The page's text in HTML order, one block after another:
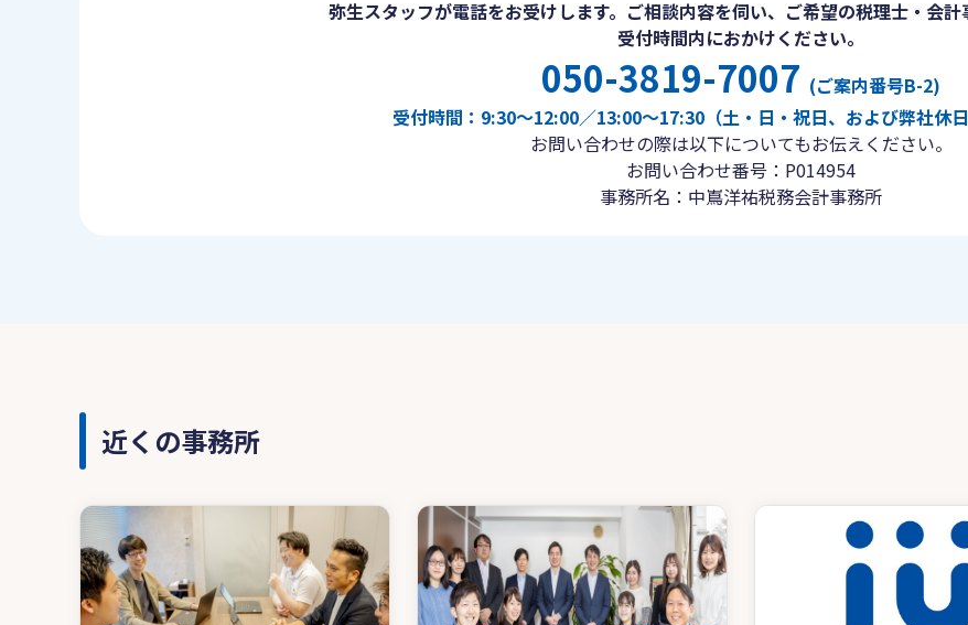
弥生スタッフが電話をお受けします。ご相談内容を伺い、ご希望の税理士・会計
受付時間内におかけください。
050-3819-7007 (ご案内番号B-2)
受付時間：9:30〜12:00／13:00〜17:30（土・日・祝日、および弊社休日
お問い合わせの際は以下についてもお伝えください。
お問い合わせ番号：P014954
事務所名：中嶌洋祐税務会計事務所
近くの事務所